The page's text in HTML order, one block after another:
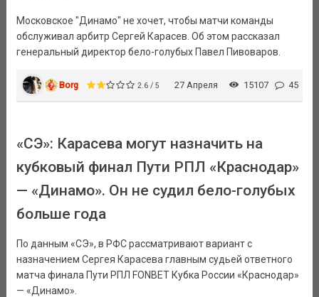
Московское "Динамо" не хочет, чтобы матчи команды
обслуживал арбитр Сергей Карасев. Об этом рассказал
генеральный директор бело-голубых Павел Пивоваров.
Borg 2.6 / 5 27 Апреля 15107 45
«СЭ»: Карасева могут назначить на
кубковый финал Пути РПЛ «Краснодар»
— «Динамо». Он не судил бело-голубых
больше года
По данным «СЭ», в РФС рассматривают вариант с
назначением Сергея Карасева главным судьей ответного
матча финала Пути РПЛ FONBET Кубка России «Краснодар»
— «Динамо».